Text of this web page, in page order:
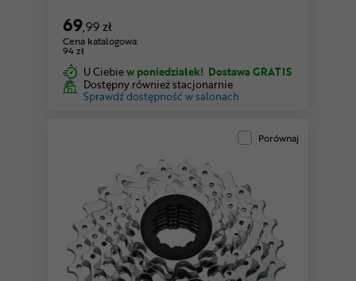
69,99 zł
Cena katalogowa:
94 zł
U Ciebiew poniedziałek! Dostawa GRATIS
Dostępny również stacjonarnie
Sprawdź dostępność w salonach
Porównaj